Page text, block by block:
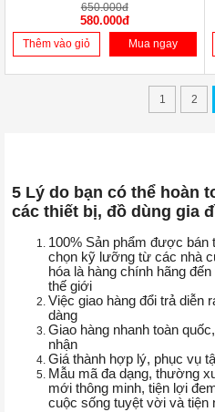
650.000đ
580.000đ
Thêm vào giỏ Mua ngay
1 2
5 Lý do bạn có thể hoàn
các thiết bị, đồ dùng gia
100% Sản phẩm được
chọn kỹ lưỡng từ các nhà
hóa là hàng chính hãng
thế giới
Việc giao hàng đổi trả diễn
dàng
Giao hàng nhanh toàn
nhận
Giá thành hợp lý, phục vụ
Mẫu mã đa dạng, thường
mới thông minh, tiện lợi
cuộc sống tuyệt vời và tiện